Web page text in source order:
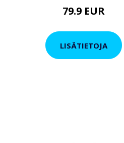
79.9 EUR
LISÄTIETOJA